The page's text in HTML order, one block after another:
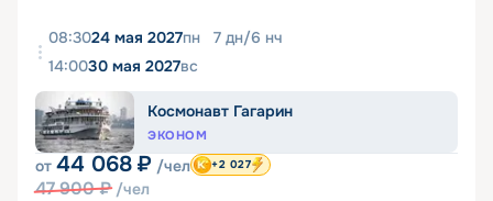
08:3024 мая 2027пн 7 дн/6 нч
14:0030 мая 2027вс
Космонавт Гагарин
ЭКОНОМ
от 44 068 ₽ /чел
47 900₽ /чел
+2 027